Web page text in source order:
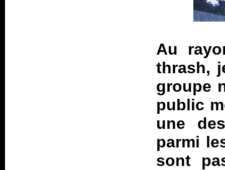
Au
thrash,
groupe
public
une
parmi
sont